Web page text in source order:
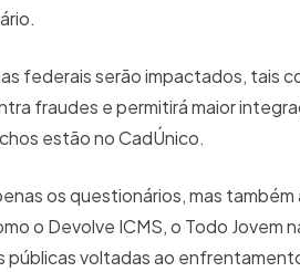
federais serão impactados, tais
fraudes e permitirá maior
estão no CadÚnico.
os questionários, mas
o Devolve ICMS, o Todo Jovem
públicas voltadas ao